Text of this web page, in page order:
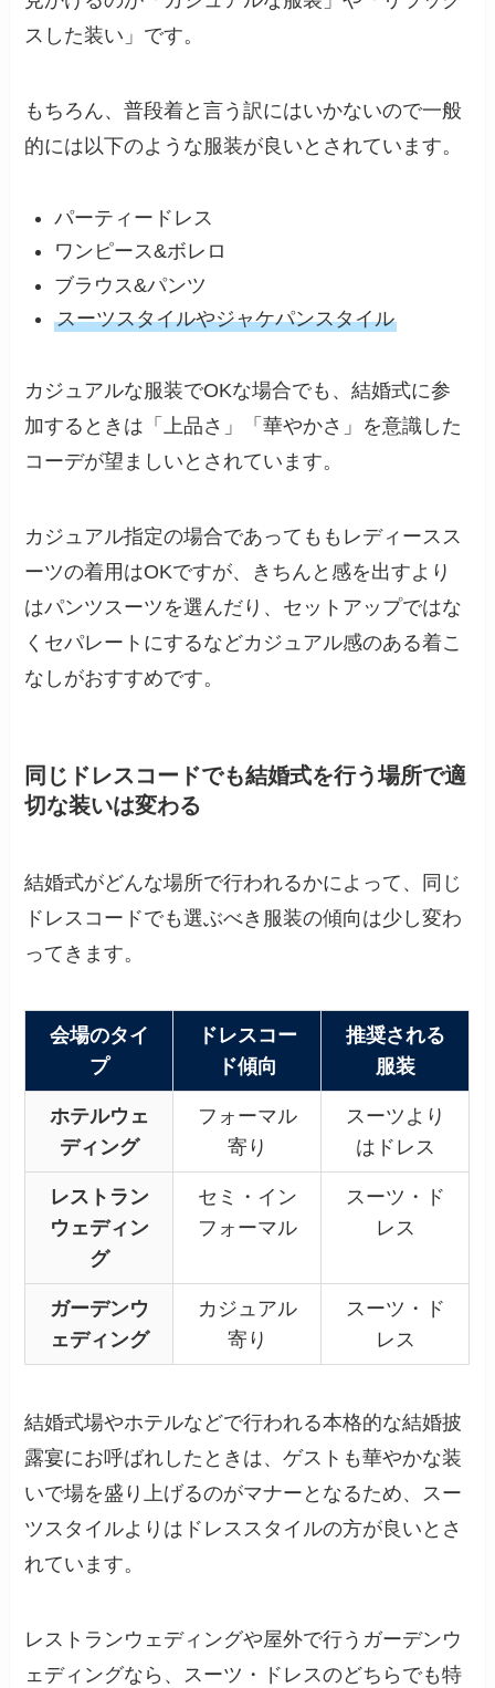
スした装い」です。
もちろん、普段着と言う訳にはいかないので一般
的には以下のような服装が良いとされています。
パーティードレス
ワンピース&ボレロ
ブラウス&パンツ
スーツスタイルやジャケパンスタイル
カジュアルな服装でOKな場合でも、結婚式に参
加するときは「上品さ」「華やかさ」を意識した
コーデが望ましいとされています。
カジュアル指定の場合であってももレディースス
ーツの着用はOKですが、きちんと感を出すより
はパンツスーツを選んだり、セットアップではな
くセパレートにするなどカジュアル感のある着こ
なしがおすすめです。
同じドレスコードでも結婚式を行う場所で適
切な装いは変わる
結婚式がどんな場所で行われるかによって、同じ
ドレスコードでも選ぶべき服装の傾向は少し変わ
ってきます。
会場のタイ
プ
ドレスコー
ド傾向
推奨される
服装
ホテルウェ
ディング
フォーマル
寄り
スーツより
はドレス
レストラン
ウェディン
グ
セミ・イン
フォーマル
スーツ・ド
レス
ガーデンウ
ェディング
カジュアル
寄り
スーツ・ド
レス
結婚式場やホテルなどで行われる本格的な結婚披
露宴にお呼ばれしたときは、ゲストも華やかな装
いで場を盛り上げるのがマナーとなるため、スー
ツスタイルよりはドレススタイルの方が良いとさ
れています。
レストランウェディングや屋外で行うガーデンウ
ェディングなら、スーツ・ドレスのどちらでも特